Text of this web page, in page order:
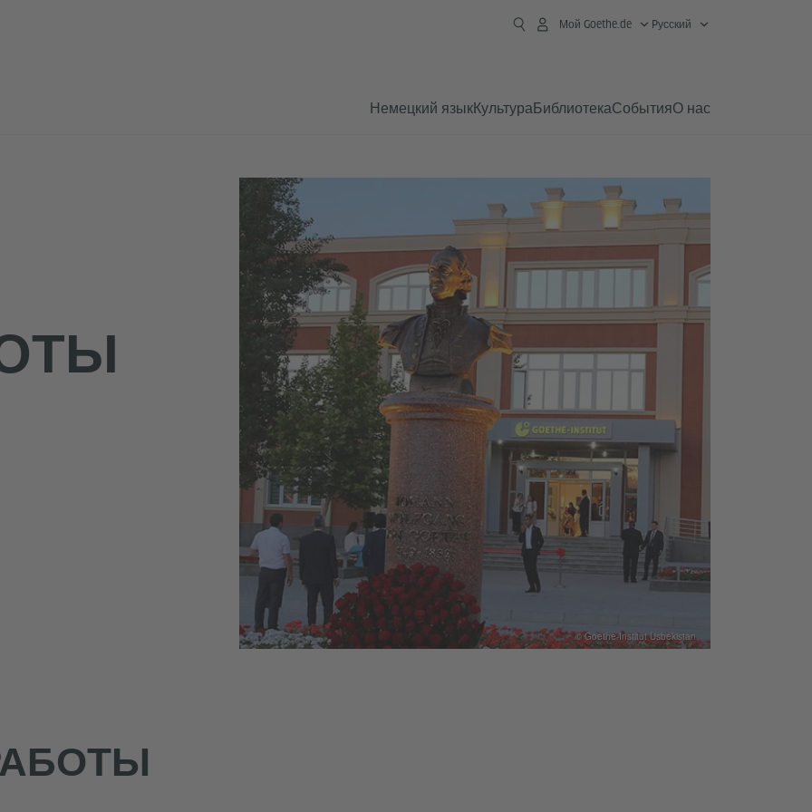
Мой Goethe.de Pусский
Немецкий языкКультураБиблиотекаСобытияО нас
© Goethe-Institut Usbekistan